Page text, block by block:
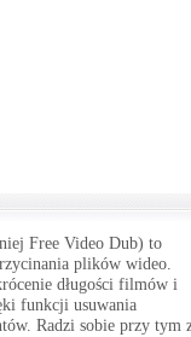
Free Video Dub) to
plików wideo.
długości filmów i
funkcji usuwania
Radzi sobie przy tym